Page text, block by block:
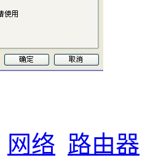
网络 路由器